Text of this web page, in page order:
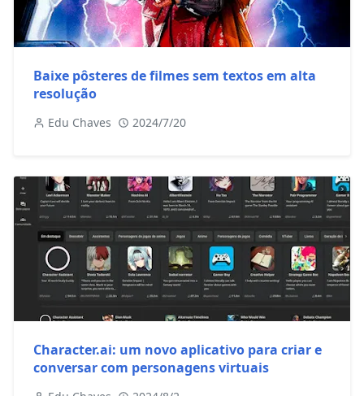
Baixe pôsteres de filmes sem textos em alta
resolução
Edu Chaves 2024/7/20
Character.ai: um novo aplicativo para criar e
conversar com personagens virtuais